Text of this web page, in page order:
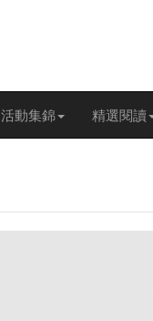
活動集錦 精選閱讀